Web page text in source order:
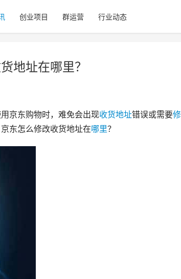
创业项目 群运营 行业动态
地址在哪里？
京东购物时，难免会出现收货地址错误或需要
东怎么修改收货地址在哪里？